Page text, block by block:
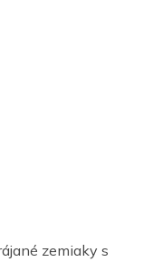
zemiaky s